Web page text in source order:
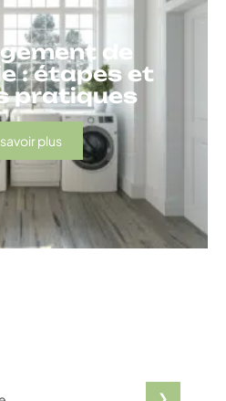
de
: étapes et
pratiques
plus